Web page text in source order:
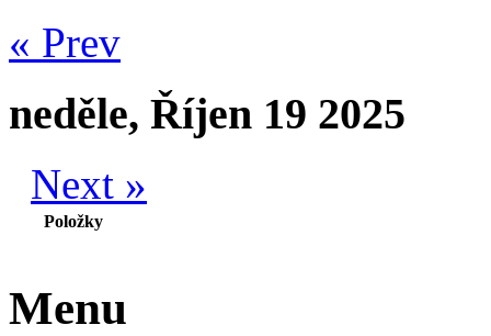
« Prev
neděle, Říjen 19 2025
Next »
Položky
Menu